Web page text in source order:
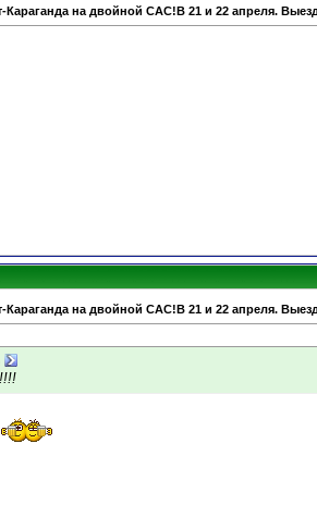
Караганда на двойной САС!В 21 и 22 апреля.
Караганда на двойной САС!В 21 и 22 апреля.